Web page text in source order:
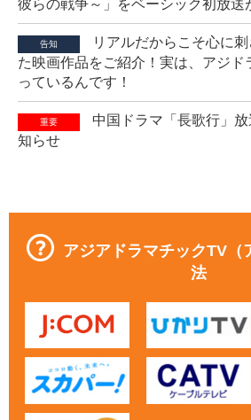
彼らの戦争～」をベーシック初放送
告知
リアルだからこそ心に
た映画作品をご紹介！実は、アジド
っているんです！
重要
中国ドラマ「長歌行」
知らせ
アジアドラマチックTV（
法